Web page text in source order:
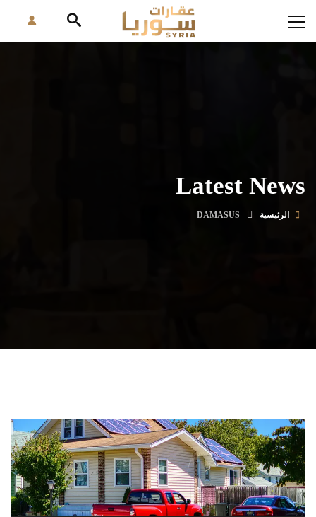
Latest News
الرئيسية DAMASUS